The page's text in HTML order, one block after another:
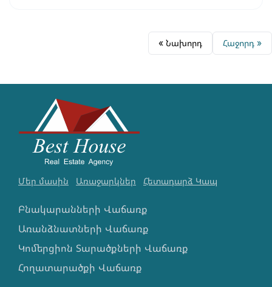
« Նախորդ Հաջորդ »
Մեր մասին Առաջարկներ Հետադարձ Կապ
Բնակարանների Վաճառք
Առանձնատների Վաճառք
Կոմերցիոն Տարածքների Վաճառք
Հողատարածքի Վաճառք